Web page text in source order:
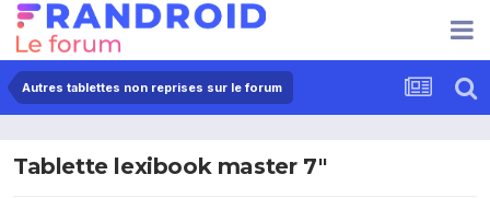
Autres tablettes non reprises sur le forum
Tablette lexibook master 7"